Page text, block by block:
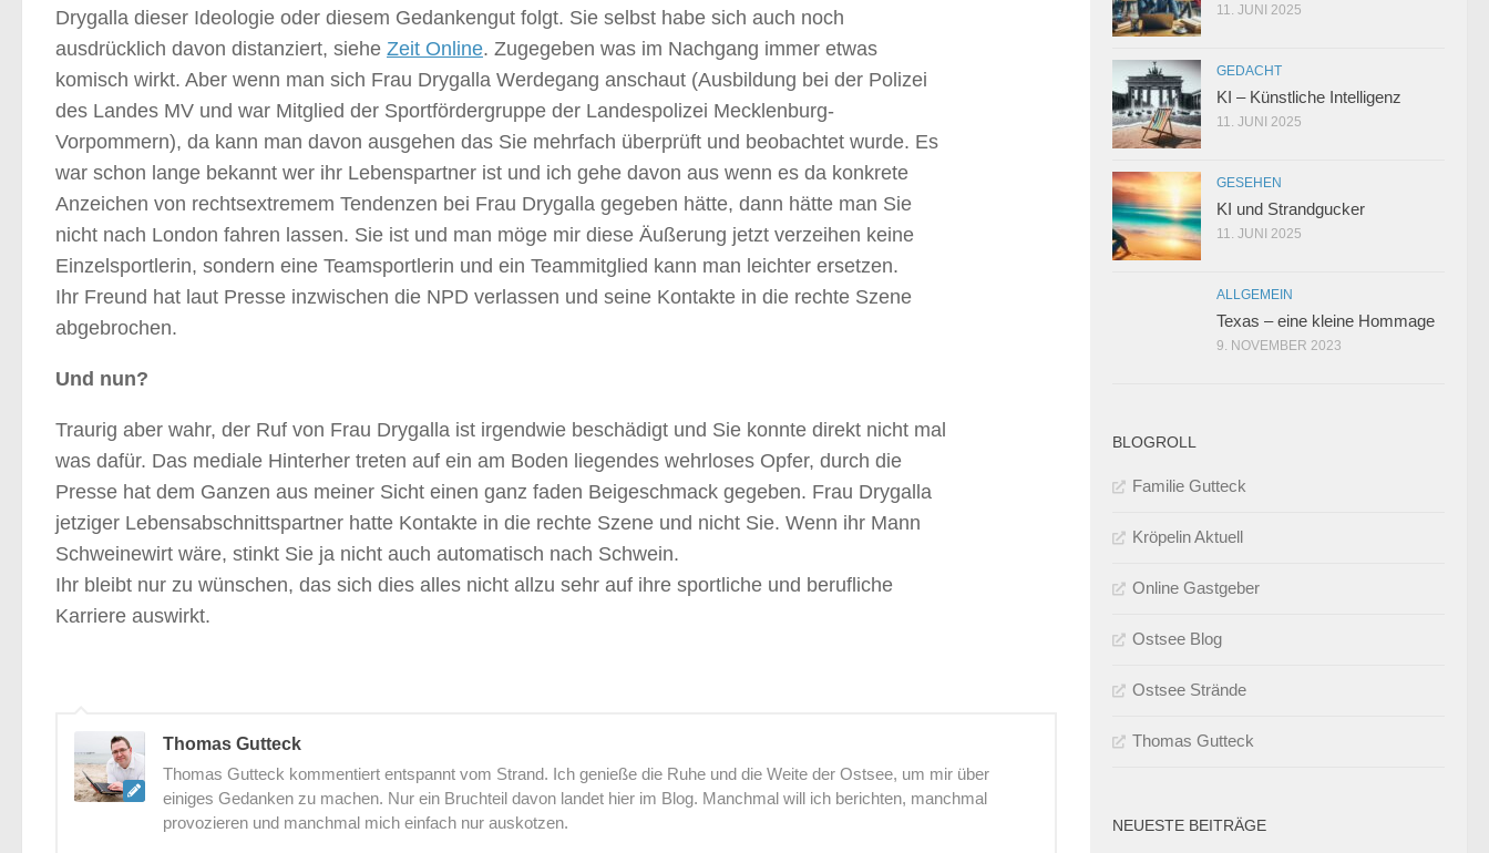
Drygalla dieser Ideologie oder diesem Gedankengut folgt. Sie selbst habe sich auch noch
ausdrücklich davon distanziert, siehe Zeit Online. Zugegeben was im Nachgang immer etwas
komisch wirkt. Aber wenn man sich Frau Drygalla Werdegang anschaut (Ausbildung bei der Polizei
des Landes MV und war Mitglied der Sportfördergruppe der Landespolizei Mecklenburg-
Vorpommern), da kann man davon ausgehen das Sie mehrfach überprüft und beobachtet wurde. Es
war schon lange bekannt wer ihr Lebenspartner ist und ich gehe davon aus wenn es da konkrete
Anzeichen von rechtsextremem Tendenzen bei Frau Drygalla gegeben hätte, dann hätte man Sie
nicht nach London fahren lassen. Sie ist und man möge mir diese Äußerung jetzt verzeihen keine
Einzelsportlerin, sondern eine Teamsportlerin und ein Teammitglied kann man leichter ersetzen.
Ihr Freund hat laut Presse inzwischen die NPD verlassen und seine Kontakte in die rechte Szene
abgebrochen.
Und nun?
Traurig aber wahr, der Ruf von Frau Drygalla ist irgendwie beschädigt und Sie konnte direkt nicht mal
was dafür. Das mediale Hinterher treten auf ein am Boden liegendes wehrloses Opfer, durch die
Presse hat dem Ganzen aus meiner Sicht einen ganz faden Beigeschmack gegeben. Frau Drygalla
jetziger Lebensabschnittspartner hatte Kontakte in die rechte Szene und nicht Sie. Wenn ihr Mann
Schweinewirt wäre, stinkt Sie ja nicht auch automatisch nach Schwein.
Ihr bleibt nur zu wünschen, das sich dies alles nicht allzu sehr auf ihre sportliche und berufliche
Karriere auswirkt.
Thomas Gutteck
Thomas Gutteck kommentiert entspannt vom Strand. Ich genieße die Ruhe und die Weite der Ostsee, um mir über
einiges Gedanken zu machen. Nur ein Bruchteil davon landet hier im Blog. Manchmal will ich berichten, manchmal
provozieren und manchmal mich einfach nur auskotzen.
11. JUNI 2025
GEDACHT
KI – Künstliche Intelligenz
11. JUNI 2025
GESEHEN
KI und Strandgucker
11. JUNI 2025
ALLGEMEIN
Texas – eine kleine Hommage
9. NOVEMBER 2023
BLOGROLL
Familie Gutteck
Kröpelin Aktuell
Online Gastgeber
Ostsee Blog
Ostsee Strände
Thomas Gutteck
NEUESTE BEITRÄGE